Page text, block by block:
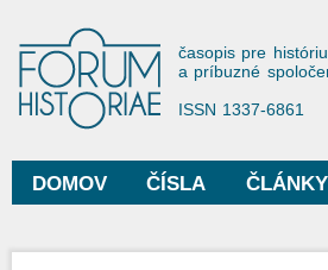
Forum
časopis pre históriu
a príbuzné
ISSN 1337-6861
Hlavné menu
DOMOV ČÍSLA ČLÁNKY